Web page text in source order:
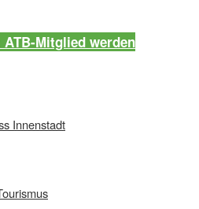
ATB-Mitglied werden
Innenstadt